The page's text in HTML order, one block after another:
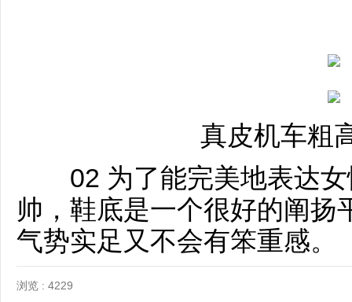
真皮机车粗
02 为了能完美地表达女
帅，鞋底是一个很好的阐扬
气势实足又不会有笨重感。
浏览 : 4229